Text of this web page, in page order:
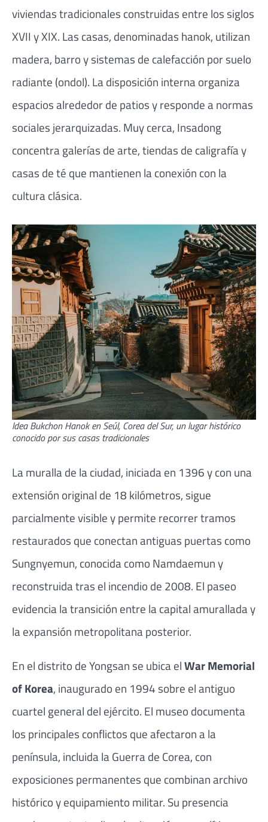
viviendas tradicionales construidas entre los siglos
XVII y XIX. Las casas, denominadas hanok, utilizan
madera, barro y sistemas de calefacción por suelo
radiante (ondol). La disposición interna organiza
espacios alrededor de patios y responde a normas
sociales jerarquizadas. Muy cerca, Insadong
concentra galerías de arte, tiendas de caligrafía y
casas de té que mantienen la conexión con la
cultura clásica.
ldea Bukchon Hanok en Seúl, Corea del Sur, un lugar histórico
conocido por sus casas tradicionales
La muralla de la ciudad, iniciada en 1396 y con una
extensión original de 18 kilómetros, sigue
parcialmente visible y permite recorrer tramos
restaurados que conectan antiguas puertas como
Sungnyemun, conocida como Namdaemun y
reconstruida tras el incendio de 2008. El paseo
evidencia la transición entre la capital amurallada y
la expansión metropolitana posterior.
En el distrito de Yongsan se ubica elWar Memorial
of Korea, inaugurado en 1994 sobre el antiguo
cuartel general del ejército. El museo documenta
los principales conflictos que afectaron a la
península, incluida la Guerra de Corea, con
exposiciones permanentes que combinan archivo
histórico y equipamiento militar. Su presencia